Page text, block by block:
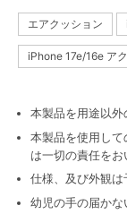
エアクッション
iPhone 17e/16e ア
本製品を用途以外
本製品を使用し
は一切の責任をお
仕様、及び外観は
幼児の手の届かな